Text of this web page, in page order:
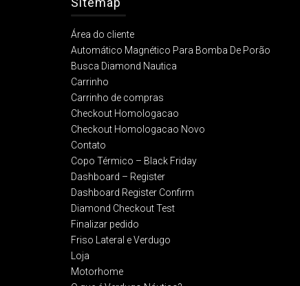
Área do cliente
Automático Magnético Para Bomba De Porão
Busca Diamond Nautica
Carrinho
Carrinho de compras
Checkout Homologacao
Checkout Homologacao Novo
Contato
Copo Térmico – Black Friday
Dashboard – Register
Dashboard Register Confirm
Diamond Checkout Test
Finalizar pedido
Friso Lateral e Verdugo
Loja
Motorhome